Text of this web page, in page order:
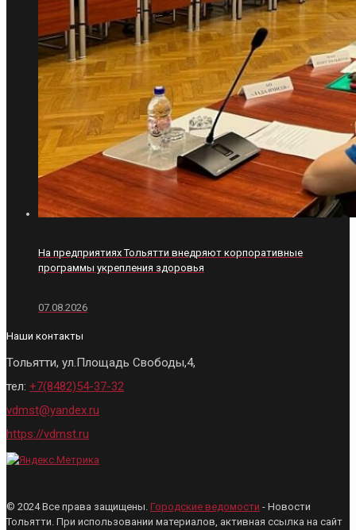
На предприятиях Тольятти внедряют корпоративные
программы укрепления здоровья
07.08.2026
Наши контакты
Тольятти, ул.Площадь Свободы,4,
тел: +7(8482)54-37-32
vdmst@yandex.ru
https://vdmst.ru
© 2024 Все права защищены. Городские ведомости - Новости
Тольятти. При использовании материалов, активная ссылка на сайт